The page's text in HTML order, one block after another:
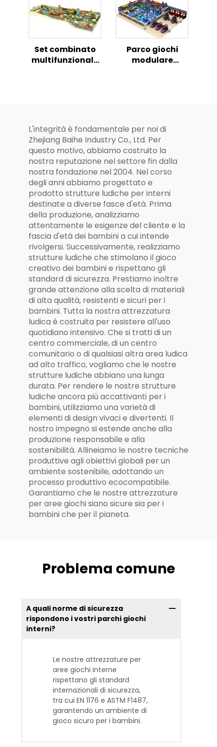
Bambini
all'Aperto
Set combinato
multifunzionale
Parco giochi
modulare
complete
L'integrità è fondamentale per noi di
Zhejiang Baihe Industry Co., Ltd. Per
questo motivo, abbiamo costruito la
nostra reputazione nel settore fin dalla
nostra fondazione nel 2004. Nel corso
degli anni abbiamo progettato e
prodotto strutture ludiche per interni
destinate a diverse fasce d'età. Prima
della produzione, analizziamo
attentamente le esigenze del cliente e la
fascia d'età dei bambini a cui intende
rivolgersi. Successivamente, realizziamo
strutture ludiche che stimolano il gioco
creativo dei bambini e rispettano gli
standard di sicurezza. Prestiamo inoltre
grande attenzione alla scelta di materiali
di alta qualità, resistenti e sicuri per i
bambini. Tutta la nostra attrezzatura
ludica è costruita per resistere all'uso
quotidiano intensivo. Che si tratti di un
centro commerciale, di un centro
comunitario o di qualsiasi altra area ludica
ad alto traffico, vogliamo che le nostre
strutture ludiche abbiano una lunga
durata. Per rendere le nostre strutture
ludiche ancora più accattivanti per i
bambini, utilizziamo una varietà di
elementi di design vivaci e divertenti. Il
nostro impegno si estende anche alla
produzione responsabile e alla
sostenibilità. Allineiamo le nostre tecniche
produttive agli obiettivi globali per un
ambiente sostenibile, adottando un
processo produttivo ecocompatibile.
Garantiamo che le nostre attrezzature
per aree giochi siano sicure sia per i
bambini che per il pianeta.
Problema comune
A quali norme di sicurezza
rispondono i vostri parchi giochi
interni?
Le nostre attrezzature per
aree giochi interne
rispettano gli standard
internazionali di sicurezza,
tra cui EN 1176 e ASTM F1487,
garantendo un ambiente di
gioco sicuro per i bambini.